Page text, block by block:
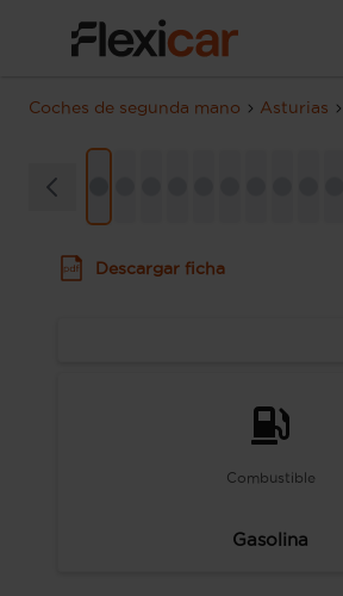
Coches de segunda mano Asturias
Descargar ficha
Combustible
Gasolina